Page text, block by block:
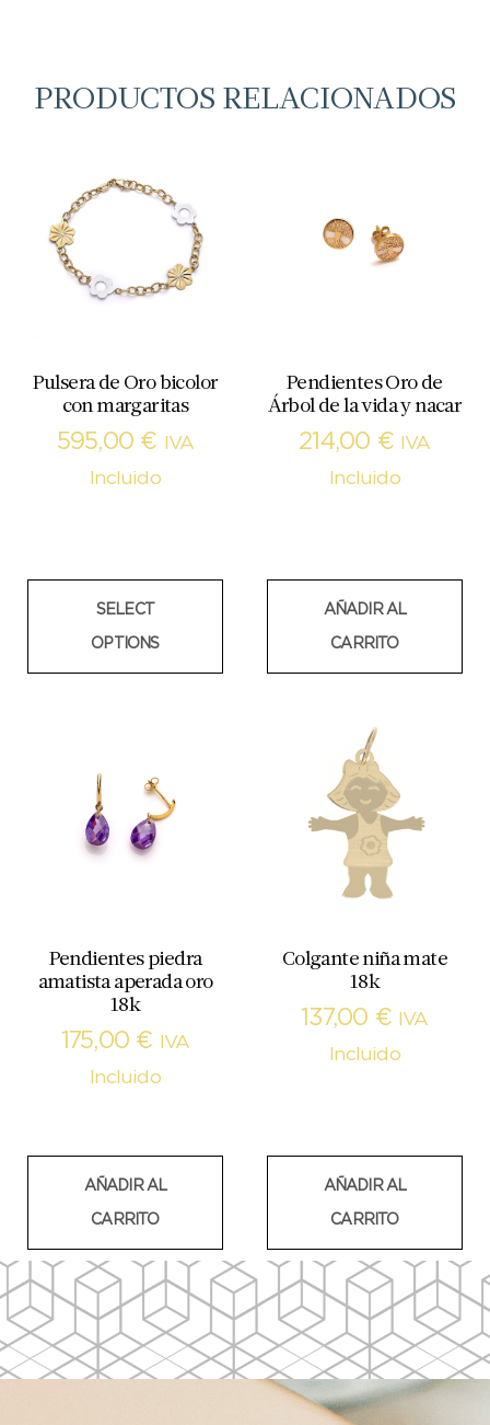
PRODUCTOS RELACIONADOS
Pulsera de Oro bicolor
con margaritas
595,00 €
IVA
Incluido
SELECT
OPTIONS
Pendientes Oro de
Árbol de la vida y nacar
214,00 €
IVA
Incluido
AÑADIR AL
CARRITO
Pendientes piedra
amatista aperada oro
18k
175,00 €
IVA
Incluido
AÑADIR AL
CARRITO
Colgante niña mate
18k
137,00 €
IVA
Incluido
AÑADIR AL
CARRITO